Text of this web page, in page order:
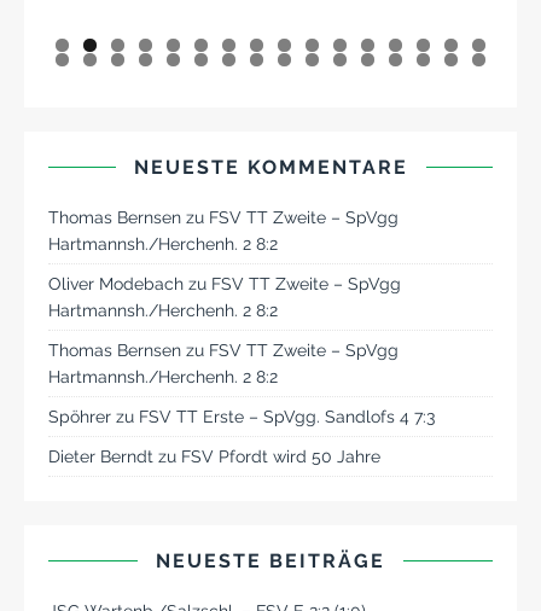
0 1 2 3 4 5 6
7 8 9 0 1 2 3 4 5 6 7 8 9 0 1 2
NEUESTE KOMMENTARE
Thomas Bernsen zu FSV TT Zweite – SpVgg
Hartmannsh./Herchenh. 2 8:2
Oliver Modebach zu FSV TT Zweite – SpVgg
Hartmannsh./Herchenh. 2 8:2
Thomas Bernsen zu FSV TT Zweite – SpVgg
Hartmannsh./Herchenh. 2 8:2
Spöhrer zu FSV TT Erste – SpVgg. Sandlofs 4 7:3
Dieter Berndt zu FSV Pfordt wird 50 Jahre
NEUESTE BEITRÄGE